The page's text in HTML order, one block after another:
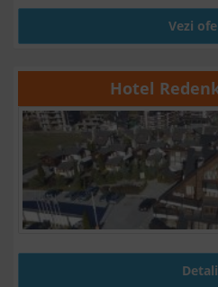
Vezi
Hotel